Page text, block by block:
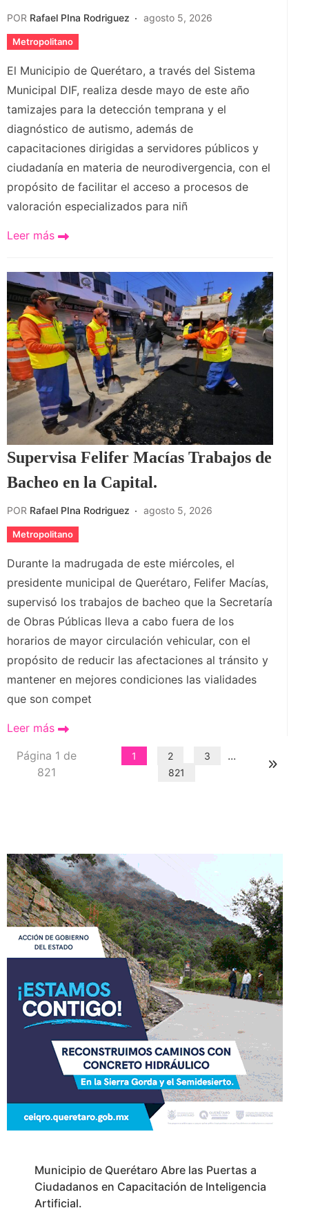
POR Rafael PIna Rodriguez agosto 5, 2026
Metropolitano
El Municipio de Querétaro, a través del Sistema
Municipal DIF, realiza desde mayo de este año
tamizajes para la detección temprana y el
diagnóstico de autismo, además de
capacitaciones dirigidas a servidores públicos y
ciudadanía en materia de neurodivergencia, con el
propósito de facilitar el acceso a procesos de
valoración especializados para niñ
Leer más
Supervisa Felifer Macías Trabajos de
Bacheo en la Capital.
POR Rafael PIna Rodriguez agosto 5, 2026
Metropolitano
Durante la madrugada de este miércoles, el
presidente municipal de Querétaro, Felifer Macías,
supervisó los trabajos de bacheo que la Secretaría
de Obras Públicas lleva a cabo fuera de los
horarios de mayor circulación vehicular, con el
propósito de reducir las afectaciones al tránsito y
mantener en mejores condiciones las vialidades
que son compet
Leer más
Página 1 de
821
1 2 3 ...
821
Municipio de Querétaro Abre las Puertas a
Ciudadanos en Capacitación de Inteligencia
Artificial.